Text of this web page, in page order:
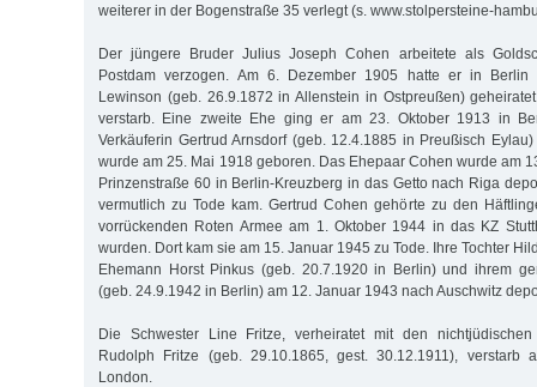
weiterer in der Bogenstraße 35 verlegt (s. www.stolpersteine-
Der jüngere Bruder Julius Joseph Cohen arbeitete als
Postdam verzogen. Am 6. Dezember 1905 hatte er in Berlin
Lewinson (geb. 26.9.1872 in Allenstein in Ostpreußen)
verstarb. Eine zweite Ehe ging er am 23. Oktober 1913 in
Verkäuferin Gertrud Arnsdorf (geb. 12.4.1885 in Preußisch
wurde am 25. Mai 1918 geboren. Das Ehepaar Cohen wurde am
Prinzenstraße 60 in Berlin-Kreuzberg in das Getto nach Riga
vermutlich zu Tode kam. Gertrud Cohen gehörte zu den
vorrückenden Roten Armee am 1. Oktober 1944 in das KZ
wurden. Dort kam sie am 15. Januar 1945 zu Tode. Ihre Tochter
Ehemann Horst Pinkus (geb. 20.7.1920 in Berlin) und ihrem
(geb. 24.9.1942 in Berlin) am 12. Januar 1943 nach Auschwitz
Die Schwester Line Fritze, verheiratet mit den
Rudolph Fritze (geb. 29.10.1865, gest. 30.12.1911), verstarb
London.